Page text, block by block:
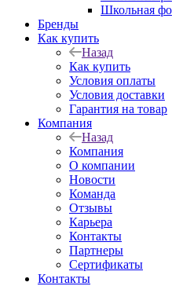
Школьная
Бренды
Как купить
Назад
Как купить
Условия оплаты
Условия доставки
Гарантия на товар
Компания
Назад
Компания
О компании
Новости
Команда
Отзывы
Карьера
Контакты
Партнеры
Сертификаты
Контакты